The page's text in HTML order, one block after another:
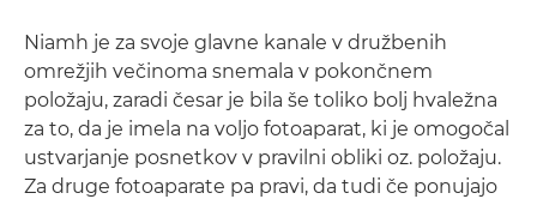
Niamh je za svoje glavne kanale v družbenih
omrežjih večinoma snemala v pokončnem
položaju, zaradi česar je bila še toliko bolj hvaležna
za to, da je imela na voljo fotoaparat, ki je omogočal
ustvarjanje posnetkov v pravilni obliki oz. položaju.
Za druge fotoaparate pa pravi, da tudi če ponujajo